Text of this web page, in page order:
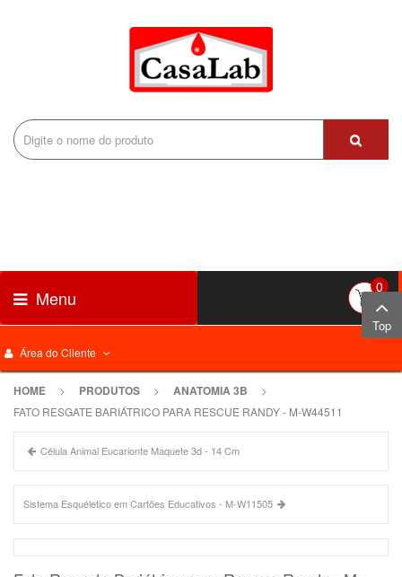
Área do Cliente
Menu 0
HOME > PRODUTOS > ANATOMIA 3B
>
FATO RESGATE BARIÁTRICO PARA RESCUE RANDY - M-W44511
Célula Animal Eucarionte Maquete 3d - 14 Cm
Sistema Esquéletico em Cartões Educativos - M-W11505
Top